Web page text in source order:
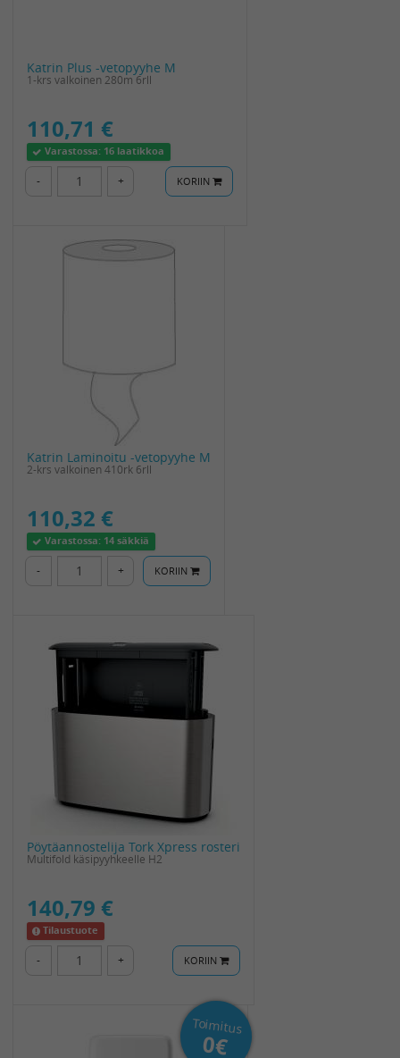
Katrin Plus -vetopyyhe M
1-krs valkoinen 280m 6rll
110,71 €
Varastossa: 16 laatikkoa
- + KORIIN
Katrin Laminoitu -vetopyyhe M
2-krs valkoinen 410rk 6rll
110,32 €
Varastossa: 14 säkkiä
- + KORIIN
Pöytäannostelija Tork Xpress rosteri
Multifold käsipyyhkeelle H2
140,79 €
Tilaustuote
- + KORIIN
Toimitus
0€